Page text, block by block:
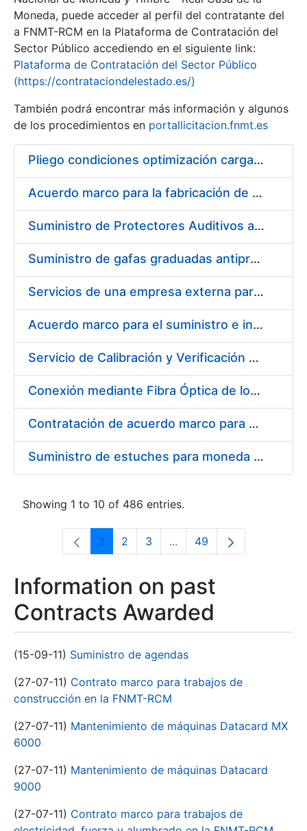
Show/Hide
Moneda, puede acceder al perfil del contratante del
a FNMT-RCM en la Plataforma de Contratación del
Sector Público accediendo en el siguiente link:
Plataforma de Contratación del Sector Público
(https://contrataciondelestado.es/)
También podrá encontrar más información y algunos
de los procedimientos en portallicitacion.fnmt.es
Pliego condiciones optimización cargas compras firmado
Acuerdo marco para la fabricación de piezas
Suministro de Protectores Auditivos a medida para las personas trabajadoras de los Centros de Trabajo de Madrid y Burgos
Suministro de gafas graduadas antiproyecciones para los trabajadores de la FNMT-RCM en los centros de trabajo de Madrid y Burgos
Servicios de una empresa externa para el asesoramiento y resolución de los recursos de alzada que se presentan relacionados con procesos de selección para la FNMT-RCM
Acuerdo marco para el suministro e instalación de persianas, estores y otros complementos
Servicio de Calibración y Verificación Externa de los Equipos de Medición del Servicio de Prevención de la FNMT-RCM
Conexión mediante Fibra Óptica de los Centros de Proceso de Datos (CPDs) de las sedes de la FNMT-RCM de Burgos y Madrid
Contratación de acuerdo marco para el Suministro de Material de Electricidad para la Fábrica Nacional de Moneda y Timbre-Real Casa de la Moneda en su centro de trabajo de Burgos
Suministro de estuches para moneda de 30 €
Showing 1 to 10 of 486 entries.
Page
1 Page
2 Page
3 ...Intermediate Pages Use
Page
49
Information on past
Contracts Awarded
(15-09-11) Suministro de agendas
(27-07-11) Contrato marco para trabajos de
construcción en la FNMT-RCM
(27-07-11) Mantenimiento de máquinas Datacard MX
6000
(27-07-11) Mantenimiento de máquinas Datacard
9000
(27-07-11) Contrato marco para trabajos de